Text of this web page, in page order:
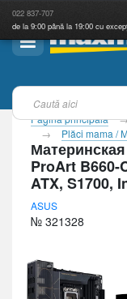
022 837-707
de la 9:00 până la 19:00 cu
Pagina principală
Plăci mama /
ProArt B660-
ATX, S1700,
ASUS
№ 321328